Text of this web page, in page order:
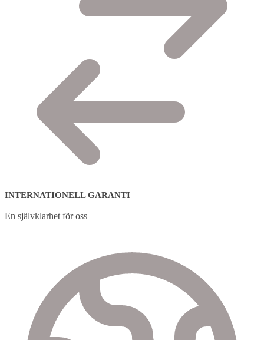
INTERNATIONELL GARANTI
En självklarhet för oss